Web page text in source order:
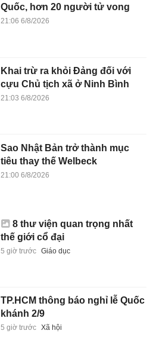
Quốc, hơn 20 người tử vong
21:06 6/8/2026
Khai trừ ra khỏi Đảng đối với
cựu Chủ tịch xã ở Ninh Bình
21:03 6/8/2026
Sao Nhật Bản trở thành mục
tiêu thay thế Welbeck
21:00 6/8/2026
8 thư viện quan trọng nhất
thế giới cổ đại
5 giờ trước Giáo dục
TP.HCM thông báo nghỉ lễ Quốc
khánh 2/9
5 giờ trước Xã hội